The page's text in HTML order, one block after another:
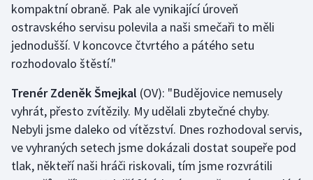
Sportovní střelba
Stolní tenis
Veslování
Vodní slalom
kompaktní obraně. Pak ale vynikající úroveň
ostravského servisu polevila a naši smečaři to měli
jednodušší. V koncovce čtvrtého a pátého setu
rozhodovalo štěstí."
Trenér Zdeněk Šmejkal (OV): "Budějovice nemusely
vyhrát, přesto zvítězily. My udělali zbytečné chyby.
Nebyli jsme daleko od vítězství. Dnes rozhodoval servis,
ve vyhraných setech jsme dokázali dostat soupeře pod
tlak, někteří naši hráči riskovali, tím jsme rozvrátili